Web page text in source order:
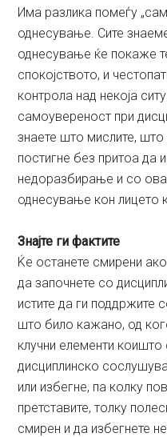
Има разлика помеѓу
однесување. Сите
однесување ќе покаже
спокојството, и
контрола над некоја
самоувереност при
знаете што мислите,
постигне без притоа да
недоразбирање и со
однесување кон лицето
Знајте ги фактите
Ќе останете смирени
да започнете со
истите да ги поддржите
што било кажано, од
клучни елементи
дисциплинско
или избегне, па колку
претставите, толку
смирен и да избегнете